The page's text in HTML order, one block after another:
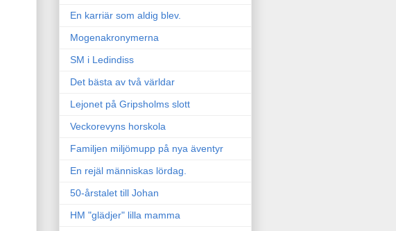
En karriär som aldig blev.
Mogenakronymerna
SM i Ledindiss
Det bästa av två världar
Lejonet på Gripsholms slott
Veckorevyns horskola
Familjen miljömupp på nya äventyr
En rejäl människas lördag.
50-årstalet till Johan
HM "glädjer" lilla mamma